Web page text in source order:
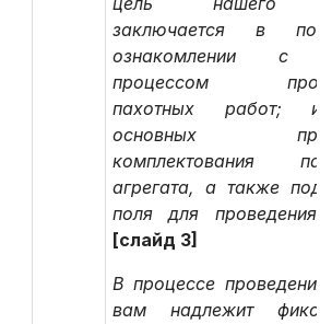
заключается в
ознакомлении с
процессом
пахотных работ;
основных
комплектования
агрегата, а также
поля для
[слайд 3]
В процессе
вам надлежит